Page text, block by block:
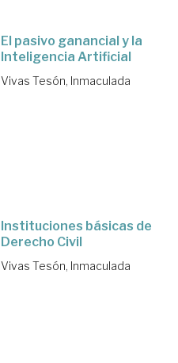
El pasivo ganancial y la
Inteligencia Artificial
Vivas Tesón, Inmaculada
Instituciones básicas de
Derecho Civil
Vivas Tesón, Inmaculada